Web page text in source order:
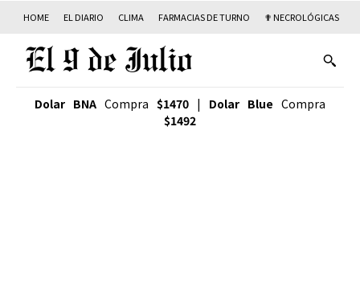
HOME EL DIARIO CLIMA FARMACIAS DE TURNO ✟ NECROLÓGICAS
Dolar BNA Compra $1470 | Dolar Blue Compra
$1492